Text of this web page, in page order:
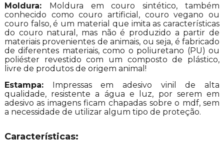
Moldura: Moldura em couro sintético, também
conhecido como couro artificial, couro vegano ou
couro falso, é um material que imita as características
do couro natural, mas não é produzido a partir de
materiais provenientes de animais, ou seja, é fabricado
de diferentes materiais, como o poliuretano (PU) ou
poliéster revestido com um composto de plástico,
livre de produtos de origem animal!
Estampa:Impressas em adesivo vinil de alta
qualidade, resistente a água e luz, por serem em
adesivo as imagens ficam chapadas sobre o mdf, sem
a necessidade de utilizar algum tipo de proteção.
Características: